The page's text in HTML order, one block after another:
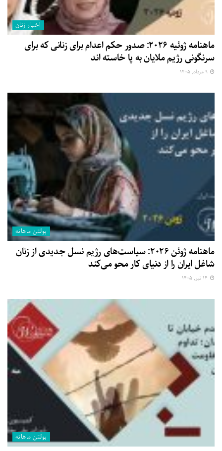
اخبار زنان
ماهنامه ژوئیه ۲۰۲۶: صدور حکم اعدام برای زنانی که برای
سرنگونی رژیم ملایان به پا خاسته اند
بولتن ماهانه
ماهنامه ژوئن ۲۰۲۶: سیاست‌های رژیم نسل جدیدی از زنان
شاغل ایران را از دنیای کار محو می‌کند
بولتن ماهانه